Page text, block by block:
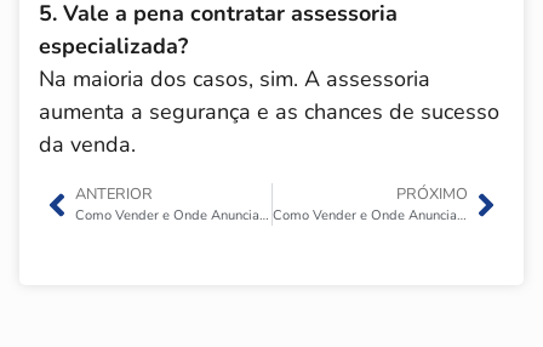
5. Vale a pena contratar assessoria
especializada?
Na maioria dos casos, sim. A assessoria
aumenta a segurança e as chances de sucesso
da venda.
ANTERIOR
Como Vender e Onde Anunciar Um Empório?
PRÓXIMO
Como Vender e Onde Anunciar Uma Peixaria?